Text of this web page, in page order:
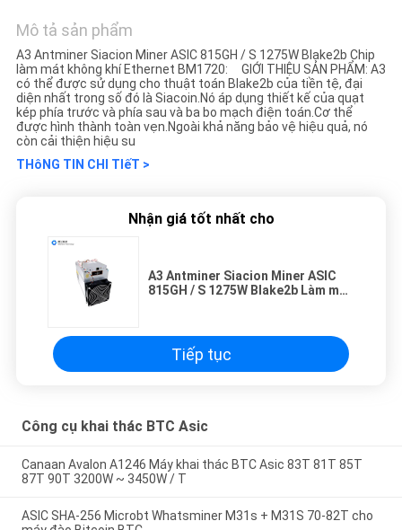
Mô tả sản phẩm
A3 Antminer Siacion Miner ASIC 815GH / S 1275W Blake2b Chip
làm mát không khí Ethernet BM1720: GIỚI THIỆU SẢN PHẨM: A3
có thể được sử dụng cho thuật toán Blake2b của tiền tệ, đại
diện nhất trong số đó là Siacoin.Nó áp dụng thiết kế của quạt
kép phía trước và phía sau và ba bo mạch điện toán.Cơ thể
được hình thành toàn vẹn.Ngoài khả năng bảo vệ hiệu quả, nó
còn cải thiện hiệu su
THôNG TIN CHI TIếT >
Nhận giá tốt nhất cho
A3 Antminer Siacion Miner ASIC
815GH / S 1275W Blake2b Làm mát
Tiếp tục
Công cụ khai thác BTC Asic
Canaan Avalon A1246 Máy khai thác BTC Asic 83T 81T 85T
87T 90T 3200W ~ 3450W / T
ASIC SHA-256 Microbt Whatsminer M31s + M31S 70-82T cho